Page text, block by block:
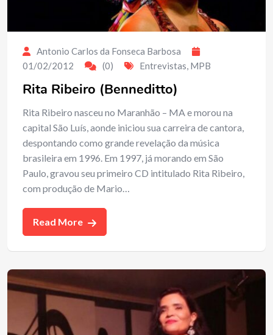
Antonio Carlos da Fonseca Barbosa
01/02/2012
(0) Entrevistas, MPB
Rita Ribeiro (Benneditto)
Rita Ribeiro nasceu no Maranhão – MA e morou na
capital São Luís, aonde iniciou sua carreira de cantora,
despontando como grande revelação da música
brasileira em 1996. Em 1997, já morando em São
Paulo, gravou seu primeiro CD intitulado Rita Ribeiro,
com produção de Mario…
Read More